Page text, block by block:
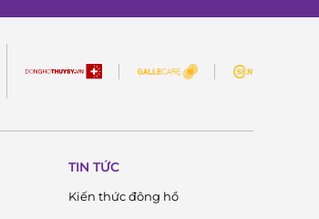
TIN TỨC
Kiến thức đông hồ